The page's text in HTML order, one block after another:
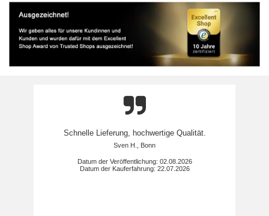
Schnelle Lieferung, hochwertige Qualität.
Sven H., Bonn
Datum der Veröffentlichung: 02.08.2026
Datum der Kauferfahrung: 22.07.2026